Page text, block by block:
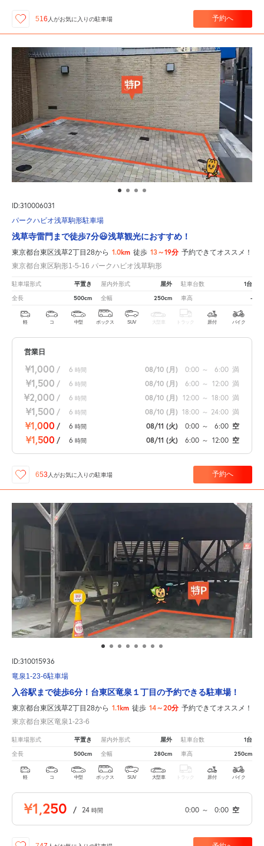
516 人がお気に入りの駐車場 予約へ
ID:310006031
パークハビオ浅草駒形駐車場
浅草寺雷門まで徒歩7分😃浅草観光におすすめ！
東京都台東区浅草2丁目28から 1.0km 徒歩 13～19分 予約できてオススメ！
東京都台東区駒形1-5-16 パークハビオ浅草駒形
駐車場形式 平置き 屋内外形式 屋外 駐車台数 1台
全長 500cm 全幅 250cm 車高 -
軽 コ 中型 ボックス SUV 大型車 トラック 原付 バイク
営業日
¥1,000 / 6 時間 08/10 (月) 0:00 ～ 6:00 満
¥1,500 / 6 時間 08/10 (月) 6:00 ～ 12:00 満
¥2,000 / 6 時間 08/10 (月) 12:00 ～ 18:00 満
¥1,500 / 6 時間 08/10 (月) 18:00 ～ 24:00 満
¥1,000 / 6 時間 08/11 (火) 0:00 ～ 6:00 空
¥1,500 / 6 時間 08/11 (火) 6:00 ～ 12:00 空
653 人がお気に入りの駐車場 予約へ
ID:310015936
竜泉1-23-6駐車場
入谷駅まで徒歩6分！台東区竜泉１丁目の予約できる駐車場！
東京都台東区浅草2丁目28から 1.1km 徒歩 14～20分 予約できてオススメ！
東京都台東区竜泉1-23-6
駐車場形式 平置き 屋内外形式 屋外 駐車台数 1台
全長 500cm 全幅 280cm 車高 250cm
軽 コ 中型 ボックス SUV 大型車 トラック 原付 バイク
¥1,250 / 24 時間 0:00 ～ 0:00 空